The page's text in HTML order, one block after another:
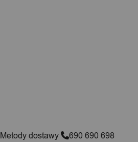
Metody dostawy 690 690 698